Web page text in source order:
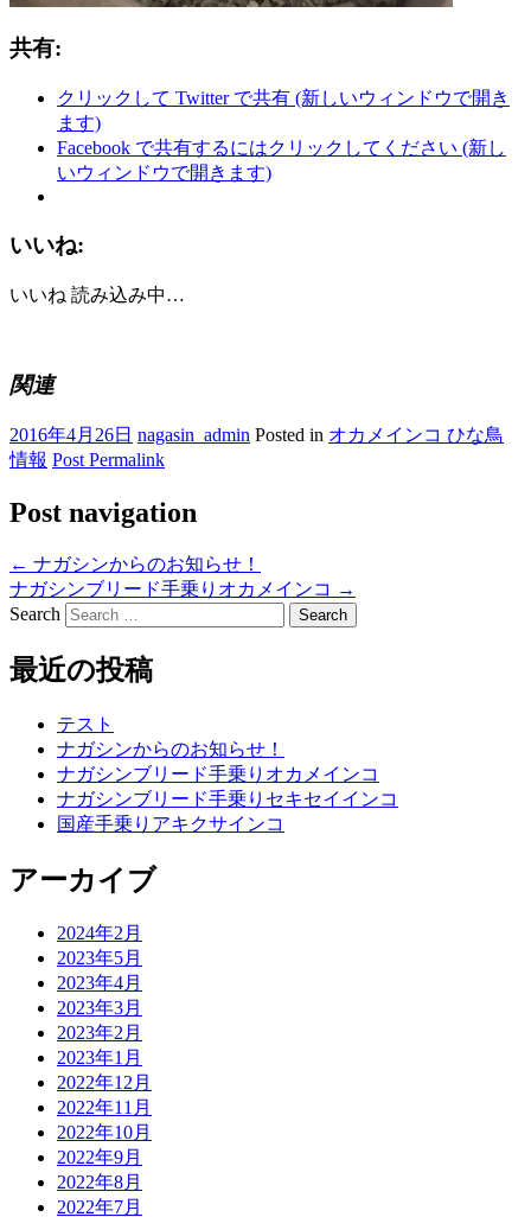
共有:
クリックして Twitter で共有 (新しいウィンドウで開き
ます)
Facebook で共有するにはクリックしてください (新し
いウィンドウで開きます)
いいね:
いいね 読み込み中…
関連
2016年4月26日 nagasin_admin Posted in オカメインコ ひな鳥
情報 Post Permalink
Post navigation
← ナガシンからのお知らせ！
ナガシンブリード手乗りオカメインコ →
Search
最近の投稿
テスト
ナガシンからのお知らせ！
ナガシンブリード手乗りオカメインコ
ナガシンブリード手乗りセキセイインコ
国産手乗りアキクサインコ
アーカイブ
2024年2月
2023年5月
2023年4月
2023年3月
2023年2月
2023年1月
2022年12月
2022年11月
2022年10月
2022年9月
2022年8月
2022年7月